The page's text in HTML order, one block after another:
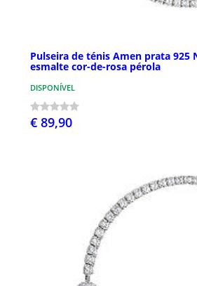
Pulseira de ténis Amen prata 925
esmalte cor-de-rosa pérola
DISPONÍVEL
€ 89,90